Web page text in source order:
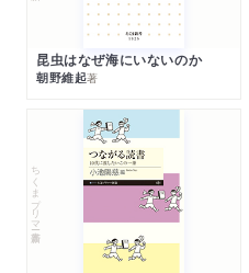
昆虫はなぜ海にいないのか
朝野維起著
ちくまプリマー新書